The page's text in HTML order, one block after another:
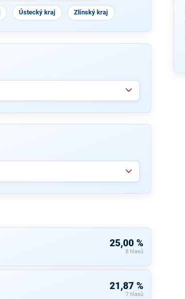
Ústecký kraj Zlínský kraj
25,00 %
8 hlasů
21,87 %
7 hlasů